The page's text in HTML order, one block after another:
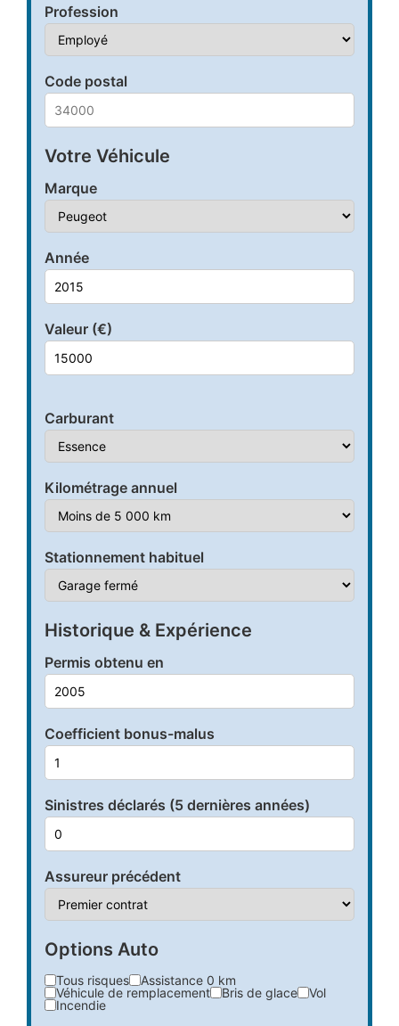
Profession
Code postal
Votre Véhicule
Marque
Année
Valeur (€)
Carburant
Kilométrage annuel
Stationnement habituel
Historique & Expérience
Permis obtenu en
Coefficient bonus-malus
Sinistres déclarés (5 dernières années)
Assureur précédent
Options Auto
Tous risques
Assistance 0 km
Véhicule de remplacement
Bris de glace
Vol
Incendie